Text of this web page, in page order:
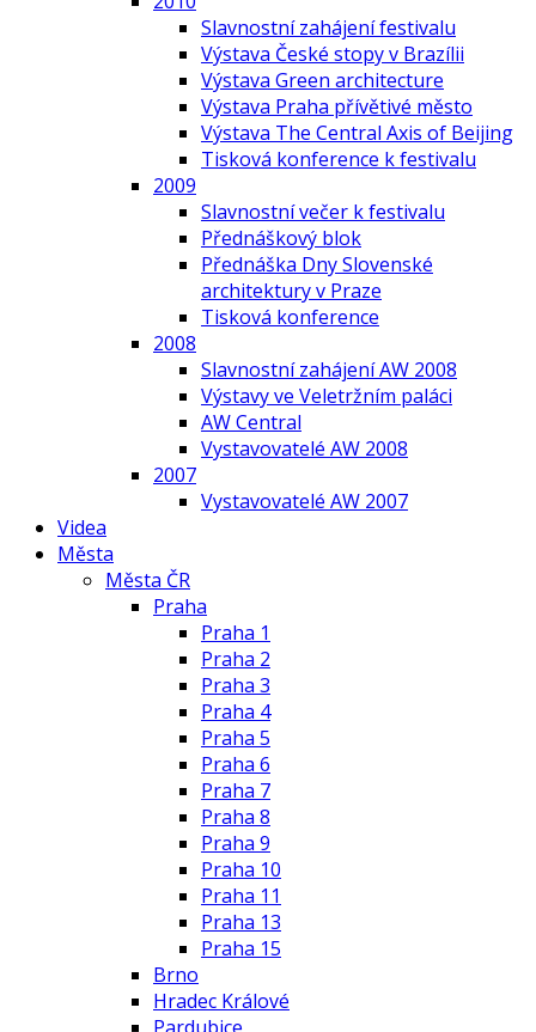
Slavnostní zahájení festivalu
Výstava České stopy v Brazílii
Výstava Green architecture
Výstava Praha přívětivé město
Výstava The Central Axis of Beijing
Tisková konference k festivalu
2009
Slavnostní večer k festivalu
Přednáškový blok
Přednáška Dny Slovenské
architektury v Praze
Tisková konference
2008
Slavnostní zahájení AW 2008
Výstavy ve Veletržním paláci
AW Central
Vystavovatelé AW 2008
2007
Vystavovatelé AW 2007
Videa
Města
Města ČR
Praha
Praha 1
Praha 2
Praha 3
Praha 4
Praha 5
Praha 6
Praha 7
Praha 8
Praha 9
Praha 10
Praha 11
Praha 13
Praha 15
Brno
Hradec Králové